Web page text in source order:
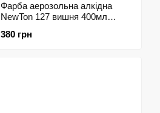
Фарба аерозольна алкідна
NewTon 127 вишня 400мл
380 грн